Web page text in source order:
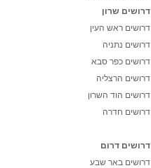
דרושים שרון
דרושים ראש העין
דרושים נתניה
דרושים כפר סבא
דרושים הרצליה
דרושים הוד השרון
דרושים חדרה
דרושים דרום
דרושים באר שבע